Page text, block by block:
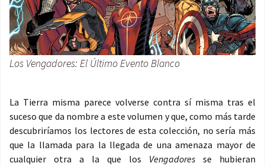
Los Vengadores: El Último Evento Blanco
La Tierra misma parece volverse contra sí misma tras el
suceso que da nombre a este volumen y que, como más tarde
descubriríamos los lectores de esta colección, no sería más
que la llamada para la llegada de una amenaza mayor de
cualquier otra a la que los Vengadores se hubieran